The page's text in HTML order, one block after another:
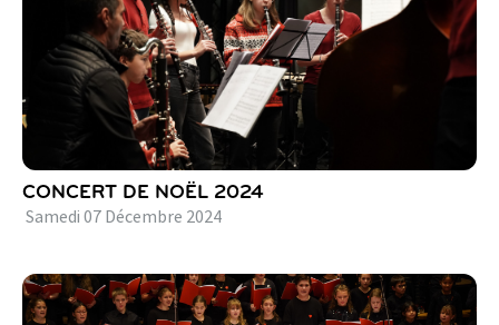
CONCERT DE NOËL 2024
Samedi 07 Décembre 2024